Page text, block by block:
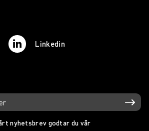
Linkedin
nyhetsbrev godtar du vår